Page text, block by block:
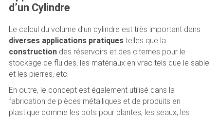
d’un Cylindre
Le calcul du volume d’un cylindre est très important dans
diverses applications pratiquestelles que la
constructiondes réservoirs et des citernes pour le
stockage de fluides, les matériaux en vrac tels que le sable
et les pierres, etc.
En outre, le concept est également utilisé dans la
fabrication de pièces métalliques et de produits en
plastique comme les pots pour plantes, les seaux, les